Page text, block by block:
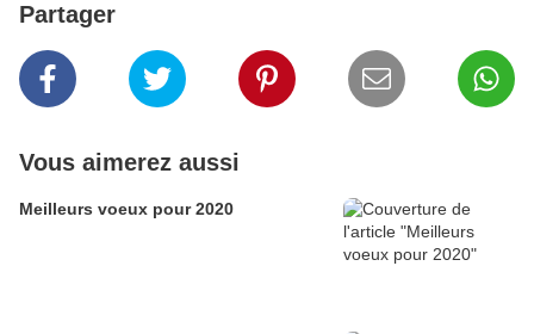
Partager
Vous aimerez aussi
Meilleurs voeux pour 2020